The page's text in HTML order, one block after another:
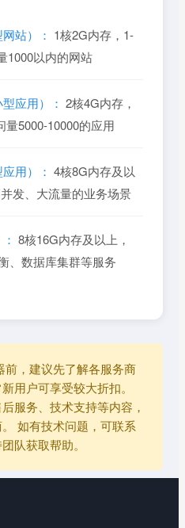
站）： 1核2G内存，1-
1000以内的网站
应用）： 2核4G内存，
5000-10000的应用
用）： 4核8G内存及以
发、大流量的业务场景
8核16G内存及以上，
、数据库集群等服务
前，建议先了解各服务商
用户可享受较大折扣。
服务、技术支持等内容，
如有技术问题，可联系
队获取帮助。